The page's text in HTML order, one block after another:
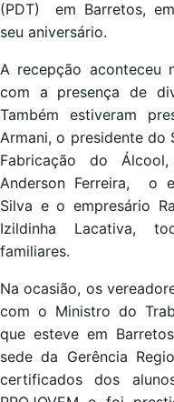
(PDT) em Barretos,
seu aniversário.
A recepção aconteceu
com a presença de
Também estiveram
Armani, o presidente do
Fabricação do
Anderson Ferreira, o
Silva e o empresário
Izildinha Lacativa,
familiares.
Na ocasião, os
com o Ministro do
que esteve em
sede da Gerência
certificados dos